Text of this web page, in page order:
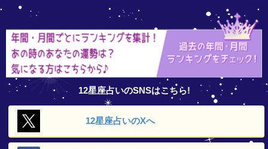
12星座占いのSNSはこちら!
12星座占いのXへ